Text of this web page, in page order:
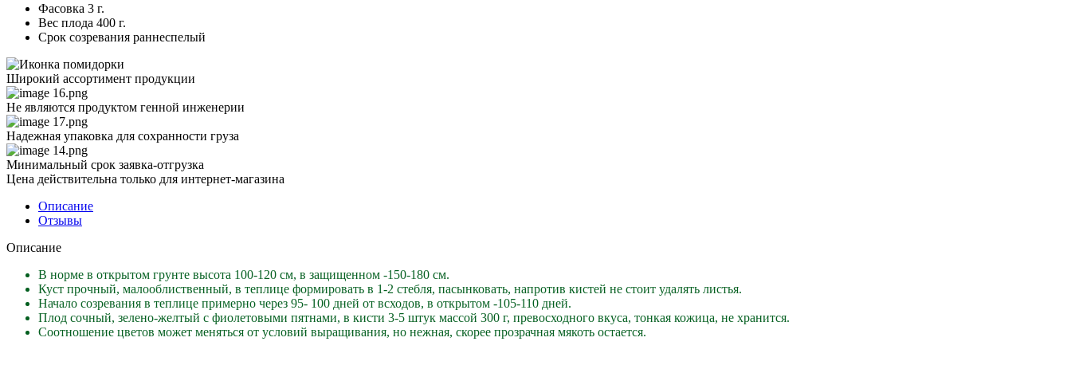
Фасовка 3 г.
Вес плода 400 г.
Срок созревания раннеспелый
Широкий ассортимент продукции
Не являются продуктом генной инженерии
Надежная упаковка для сохранности груза
Минимальный срок заявка-отгрузка
Цена действительна только для интернет-магазина
Описание
Отзывы
Описание
В норме в открытом грунте высота 100-120 см, в защищенном -150-180 см.
Куст прочный, малооблиственный, в теплице формировать в 1-2 стебля, пасынковать, напротив кистей не стоит удалять листья.
Начало созревания в теплице примерно через 95- 100 дней от всходов, в открытом -105-110 дней.
Плод сочный, зелено-желтый с фиолетовыми пятнами, в кисти 3-5 штук массой 300 г, превосходного вкуса, тонкая кожица, не хранится.
Соотношение цветов может меняться от условий выращивания, но нежная, скорее прозрачная мякоть остается.